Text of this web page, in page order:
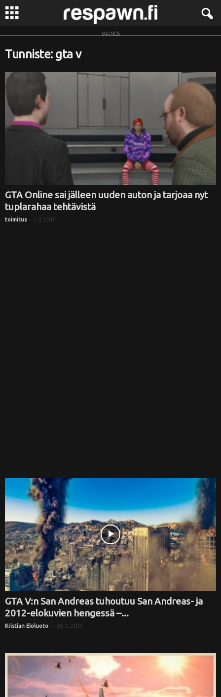
R
MAINOS
Tunniste: gta v
GTA Online sai jälleen uuden auton ja tarjoaa nyt
tuplarahaa tehtävistä
toimitus - 1.3.2018
GTA V:n San Andreas tuhoutuu San Andreas- ja
2012-elokuvien hengessä –...
Kristian Eloluoto - 30.9.2017